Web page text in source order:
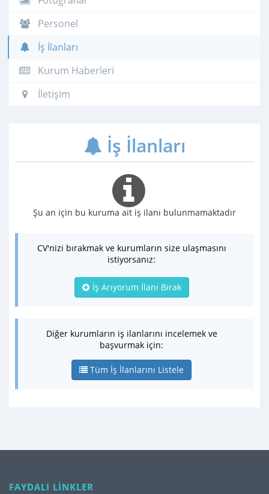
Personel
İş İlanları
Kurum Haberleri
İletişim
İş İlanları
Şu an için bu kuruma ait iş ilanı bulunmamaktadır
CV'nizi bırakmak ve kurumların size ulaşmasını
istiyorsanız:
İş Arıyorum İlanı Bırak
Diğer kurumların iş ilanlarını incelemek ve
başvurmak için:
Tüm İş İlanlarını Listele
FAYDALI LİNKLER